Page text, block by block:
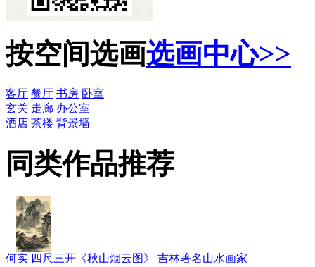
按空间选画选画中心>>
客厅 餐厅 书房 卧室
玄关 走廊 办公室
酒店 茶楼 背景墙
同类作品推荐
何实 四尺三开《秋山烟云图》 吉林著名山水画家